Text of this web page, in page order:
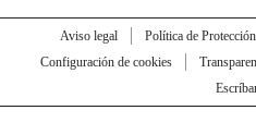
Aviso legal Política de
Configuración de cookies